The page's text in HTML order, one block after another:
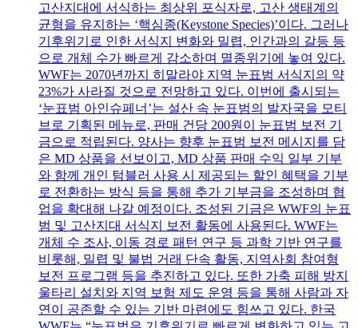
고산지대에 서식하는 최상위 포식자로, 고산 생태계의
균형을 유지하는 ‘핵심종(Keystone Species)’이다. 그러나
기후위기로 인한 서식지 변화와 밀렵, 인간과의 갈등 등
으로 개체 수가 빠르게 감소하며 멸종위기에 놓여 있다.
WWF는 2070년까지 히말라야 지역 눈표범 서식지의 약
23%가 사라질 것으로 전망하고 있다. 이번에 출시되는
‘눈표범 아인슈페너’는 설산 속 눈표범의 발자국을 모티
브로 기획된 메뉴로, 판매 건당 200원이 눈표범 보전 기
금으로 적립된다. 양사는 향후 눈표범 보전 메시지를 담
은 MD 상품을 선보이고, MD 상품 판매 수익 일부 기부
와 함께 개인 텀블러 사용 시 제공되는 할인 혜택을 기부
로 전환하는 방식 등을 통해 추가 기부금을 조성하며 협
업을 확대해 나갈 예정이다. 조성된 기금은 WWF의 눈표
범 및 고산지대 서식지 보전 활동에 사용된다. WWF는
개체 수 조사, 이동 경로 패턴 연구 등 과학 기반 연구를
비롯해, 밀렵 및 불법 거래 단속 활동, 지역사회 참여형
보전 프로그램 등을 추진하고 있다. 또한 가축 피해 방지
울타리 설치와 지역 보험 제도 운영 등을 통해 사람과 자
연이 공존할 수 있는 기반 마련에도 힘쓰고 있다. 한국